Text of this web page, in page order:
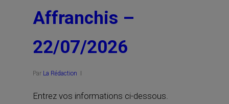
Affranchis –
22/07/2026
Par La Rédaction
Entrez vos informations ci-dessous.